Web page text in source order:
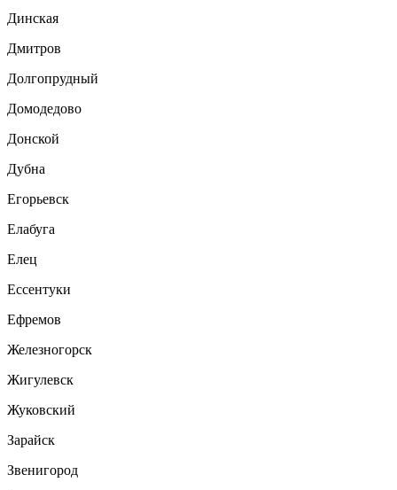
Динская
Дмитров
Долгопрудный
Домодедово
Донской
Дубна
Егорьевск
Елабуга
Елец
Ессентуки
Ефремов
Железногорск
Жигулевск
Жуковский
Зарайск
Звенигород